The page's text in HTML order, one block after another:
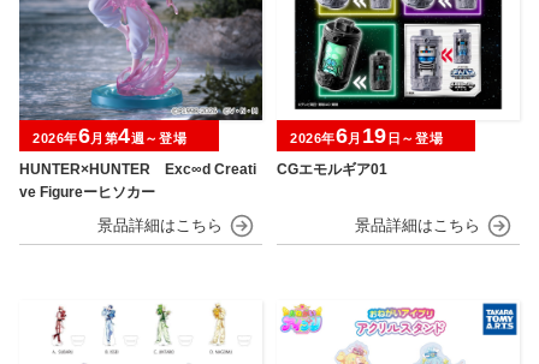
HUNTER×HUNTER Exc∞d Creati
ve Figureーヒソカー
2026年6月第4週～登場
CGエモルギア01
2026年6月 19 日～登場